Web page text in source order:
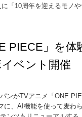
「10周年を迎えるモノ
PIECE」を
イベント開催
ンがTVアニメ「ONE
に、AI機能を使って麦わ